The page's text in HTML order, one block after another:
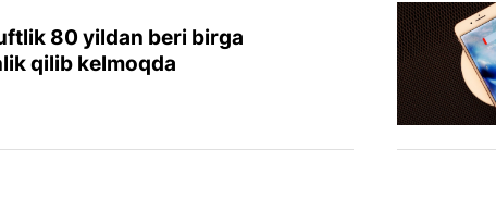
80 yildan beri birga
qilib kelmoqda